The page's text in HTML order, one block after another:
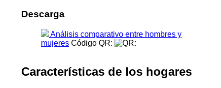
Descarga
Análisis comparativo entre hombres y
mujeres Código QR:
Características de los hogares